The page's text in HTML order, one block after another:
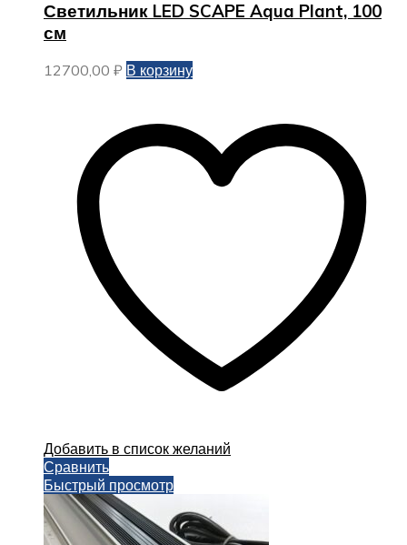
Светильник LED SCAPE Aqua Plant, 100
см
12700,00 ₽ В корзину
Добавить в список желаний
Сравнить
Быстрый просмотр